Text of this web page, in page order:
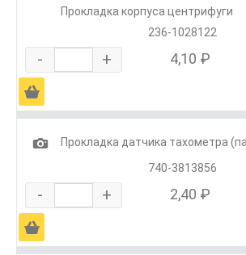
Прокладка корпуса центрифуги
236-1028122
- + 4,10 ₽
Ä
1
Прокладка датчика тахометра
740-3813856
- + 2,40 ₽
Ä